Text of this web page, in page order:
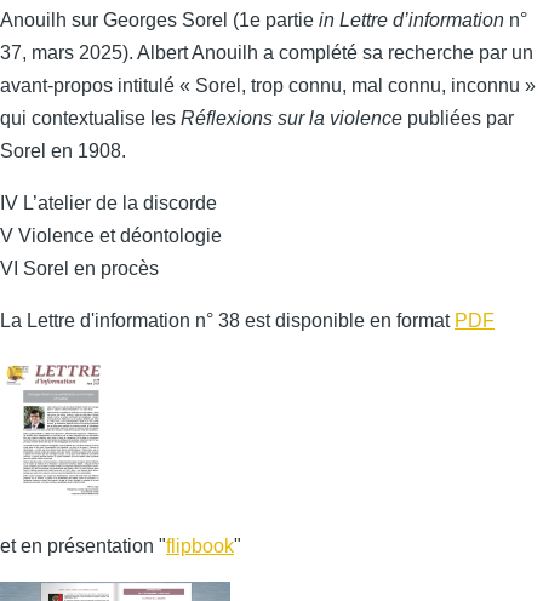
Anouilh sur Georges Sorel (1e partie in Lettre d’information n°
37, mars 2025). Albert Anouilh a complété sa recherche par un
avant-propos intitulé « Sorel, trop connu, mal connu, inconnu »
qui contextualise les Réflexions sur la violence publiées par
Sorel en 1908.
IV L’atelier de la discorde
V Violence et déontologie
VI Sorel en procès
La Lettre d'information n° 38 est disponible en format PDF
et en présentation "flipbook"